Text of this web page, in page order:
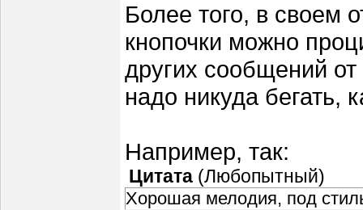
Более того, в своем
кнопочки можно
других сообщений от
надо никуда бегать,
Например, так:
Цитата (Любопытный)
Хорошая мелодия, под